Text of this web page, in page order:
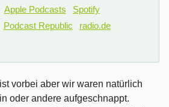
Apple Podcasts
Spotify
Podcast Republic
radio.de
vorbei aber wir waren natürlich
oder andere aufgeschnappt.